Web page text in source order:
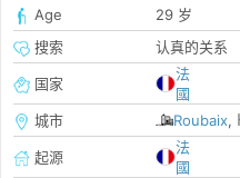
Age
29 岁
搜索
认真的关系
国家
法
國
城市
Roubaix,
起源
法
國